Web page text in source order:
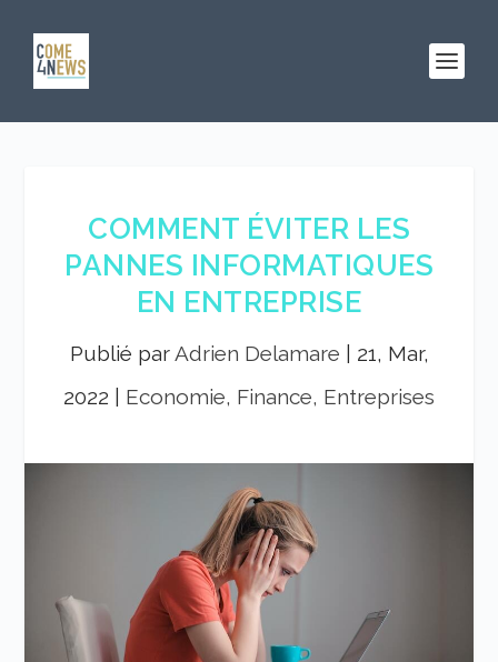
COMMENT ÉVITER LES
PANNES INFORMATIQUES
EN ENTREPRISE
Publié parAdrien Delamare
21, Mar,
2022
Economie, Finance, Entreprises